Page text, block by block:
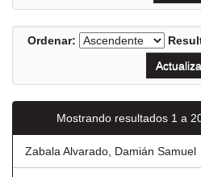
Ordenar:
Mostrando resultados 1 a
Zabala Alvarado, Damián Samuel